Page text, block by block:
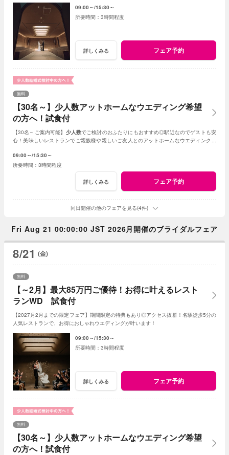
09:00～ 15:30～
3時間程度
詳しくみる フェア予約
【30名～】少人数アットホームなウエディング希望
の方へ！試食付
無料
【30名～ご案内可能】 少人数でご検討のおふたりにもおすすめ◎駅近なのでゲストも安
心！美味しいレストランでご親族様や親しいご友人とのアットホームなウエディングが
09:00～ 15:30～
3時間程度
詳しくみる フェア予約
同日開催の他のフェアを見る(4件)
Fri Aug 21 00:00:00 JST 2026月開催のブライダルフェア
8/21 (金)
【～2月】最大85万円ご優待！お得に叶えるレスト
ランWD 試食付
無料
【2027月2月までの限定フェア】期間限定の特典もあり◎アクセス抜群！名駅徒歩5分の
人気レストランで、お得におしゃれウエディングが叶います！
09:00～ 15:30～
3時間程度
詳しくみる フェア予約
【30名～】少人数アットホームなウエディング希望
の方へ！試食付
無料